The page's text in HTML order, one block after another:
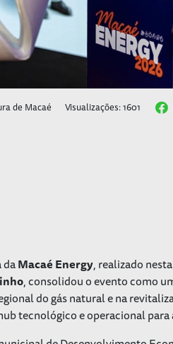
de Macaé Visualizações: 1601
daMacaé Energy, realizado
, consolidou o evento como
do gás natural e na
tecnológico e operacional